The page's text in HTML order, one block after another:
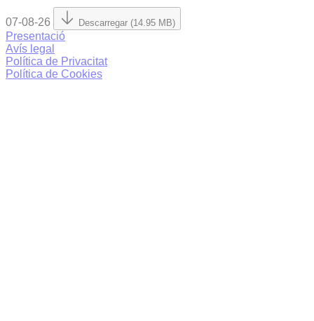
07-08-26 Descarregar (14.95 MB)
Presentació
Avís legal
Política de Privacitat
Política de Cookies